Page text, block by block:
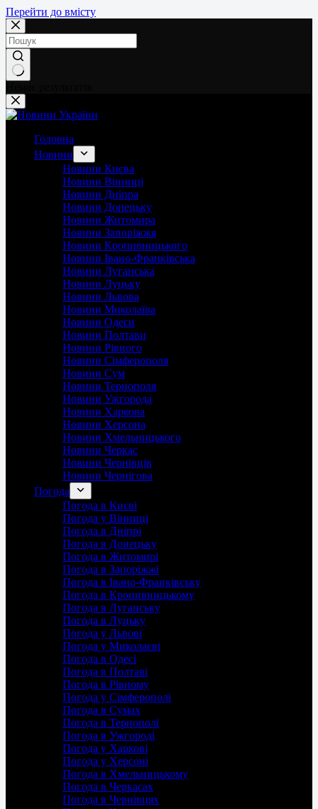
Перейти до вмісту
Головна
Новини
Новини Києва
Новини Вінниці
Новини Дніпра
Новини Донецьку
Новини Житомира
Новини Запоріжжя
Новини Кропивницького
Новини Івано-Франківська
Новини Луганська
Новини Луцьку
Новини Львова
Новини Миколаїва
Новини Одеси
Новини Полтави
Новини Рівного
Новини Сімферополя
Новини Сум
Новини Тернополя
Новини Ужгорода
Новини Харкова
Новини Херсона
Новини Хмельницького
Новини Черкас
Новини Чернівців
Новини Чернігова
Погода
Погода в Києві
Погода у Вінниці
Погода в Дніпрі
Погода в Донецьку
Погода в Житомирі
Погода в Запоріжжі
Погода в Івано-Франківську
Погода в Кропивницькому
Погода в Луганську
Погода в Луцьку
Погода у Львові
Погода у Миколаєві
Погода в Одесі
Погода в Полтаві
Погода в Рівному
Погода у Сімферополі
Погода в Сумах
Погода в Тернополі
Погода в Ужгороді
Погода у Харкові
Погода у Херсоні
Погода в Хмельницькому
Погода в Черкасах
Погода в Чернівцях